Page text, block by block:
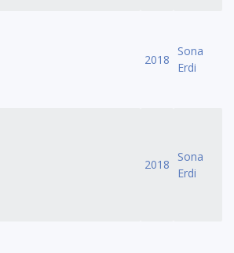
2018
Sona
Erdi
2018
Sona
Erdi